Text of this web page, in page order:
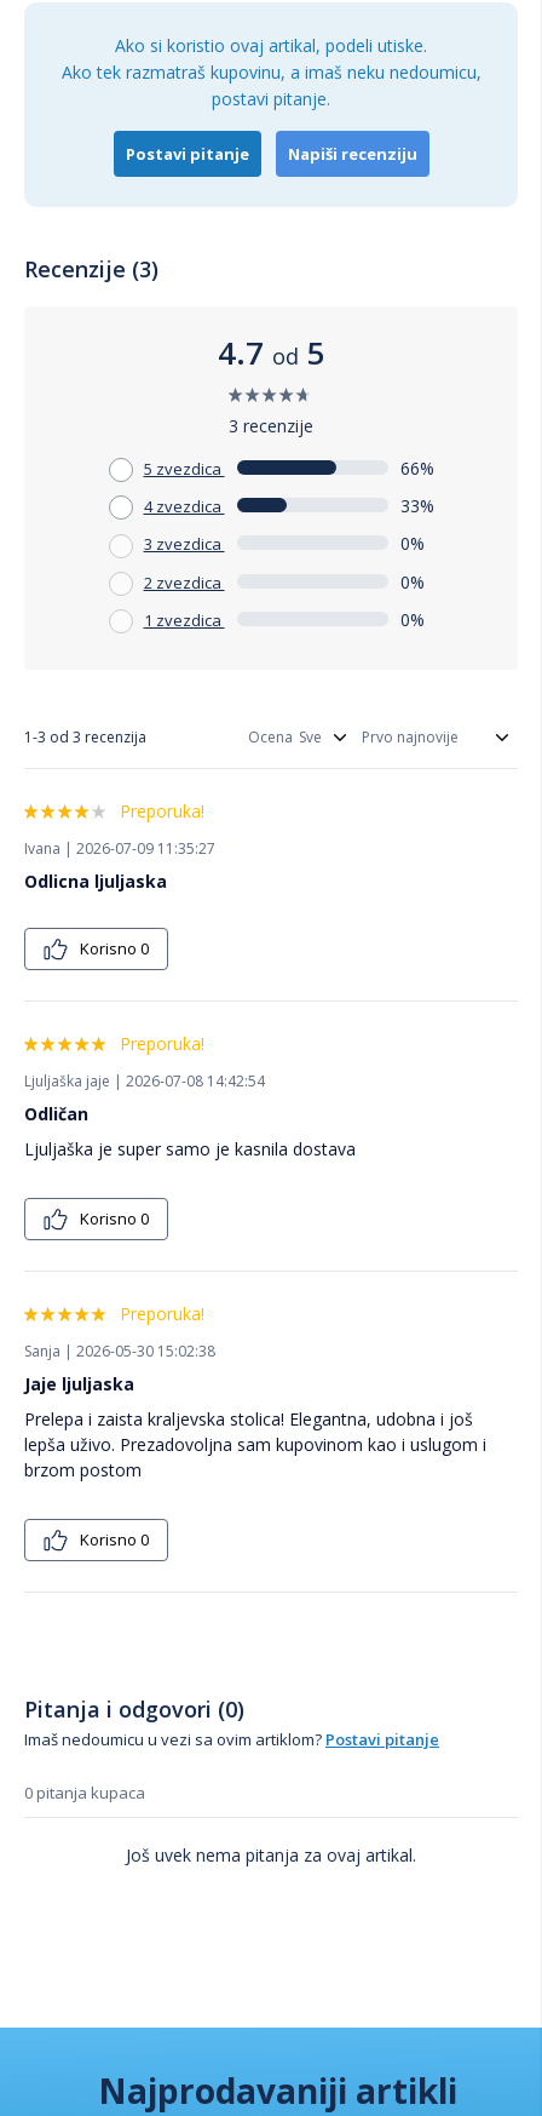
Ako si koristio ovaj artikal, podeli utiske.
Ako tek razmatraš kupovinu, a imaš neku nedoumicu,
postavi pitanje.
Postavi pitanje Napiši recenziju
Recenzije (3)
4.7 od 5
3 recenzije
5 zvezdica 66%
4 zvezdica 33%
3 zvezdica 0%
2 zvezdica 0%
1 zvezdica 0%
1-3 od 3 recenzija Ocena
Preporuka!
Ivana | 2026-07-09 11:35:27
Odlicna ljuljaska
Korisno 0
Preporuka!
Ljuljaška jaje | 2026-07-08 14:42:54
Odličan
Ljuljaška je super samo je kasnila dostava
Korisno 0
Preporuka!
Sanja | 2026-05-30 15:02:38
Jaje ljuljaska
Prelepa i zaista kraljevska stolica! Elegantna, udobna i još
lepša uživo. Prezadovoljna sam kupovinom kao i uslugom i
brzom postom
Korisno 0
Pitanja i odgovori (0)
Imaš nedoumicu u vezi sa ovim artiklom? Postavi pitanje
0 pitanja kupaca
Još uvek nema pitanja za ovaj artikal.
Najprodavaniji artikli